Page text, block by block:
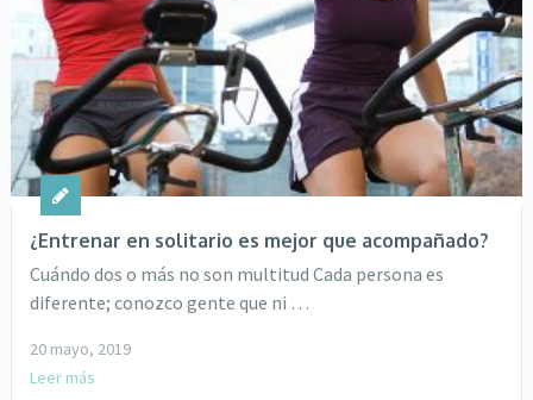
¿Entrenar en solitario es mejor que acompañado?
Cuándo dos o más no son multitud Cada persona es
diferente; conozco gente que ni …
20 mayo, 2019
Leer más